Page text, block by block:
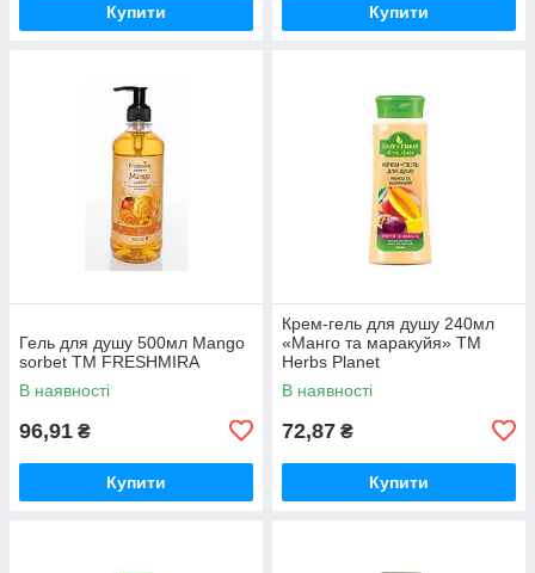
Купити Купити
Гель для душу 500мл Mango
sorbet ТМ FRESHMIRA
В наявності
96,91 ₴
Купити
Крем-гель для душу 240мл
«Манго та маракуйя» ТМ
Herbs Planet
В наявності
72,87 ₴
Купити